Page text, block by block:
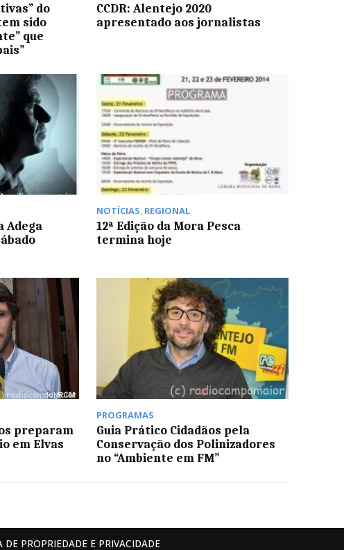
do
sido
que
CCDR: Alentejo 2020
apresentado aos jornalistas
Adega
NOTÍCIAS, REGIONAL
12ª Edição da Mora Pesca
termina hoje
preparam
em Elvas
PROGRAMAS
Guia Prático Cidadãos pela
Conservação dos Polinizadores
no “Ambiente em FM”
DE PROPRIEDADE E PRIVACIDADE